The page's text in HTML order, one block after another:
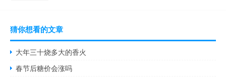
猜你想看的文章
大年三十烧多大的香火
春节后糖价会涨吗